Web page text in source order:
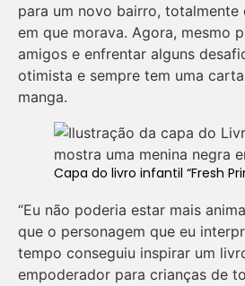
para um novo bairro,
em que morava. Agora, mesmo
amigos e enfrentar alguns
otimista e sempre tem uma
manga.
Capa do livro infantil “Fresh
“Eu não poderia estar mais
que o personagem que eu
tempo conseguiu inspirar um
empoderador para crianças de